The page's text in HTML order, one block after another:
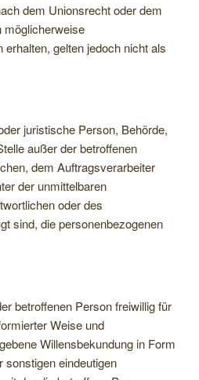
dem Unionsrecht oder dem
möglicherweise
gelten jedoch nicht als
juristische Person, Behörde,
außer der betroffenen
dem Auftragsverarbeiter
der unmittelbaren
oder des
sind, die personenbezogenen
betroffenen Person freiwillig für
Weise und
Willensbekundung in Form
sonstigen eindeutigen